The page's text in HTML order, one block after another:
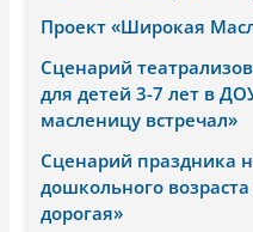
Проект «Широкая
Сценарий
для детей 3-7 лет в
масленицу встречал»
Сценарий праздника
дошкольного
дорогая»